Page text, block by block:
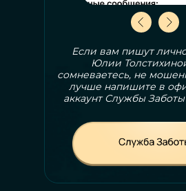
Если вам пишут
Юлии
сомневаетесь, не
лучше напишите в
аккаунт Службы